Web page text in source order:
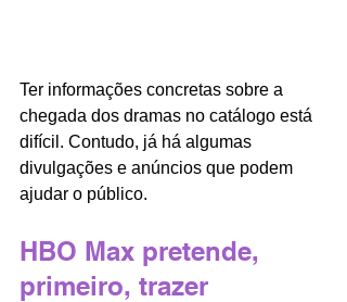
Ter informações concretas sobre a
chegada dos dramas no catálogo está
difícil. Contudo, já há algumas
divulgações e anúncios que podem
ajudar o público.
HBO Max pretende,
primeiro, trazer